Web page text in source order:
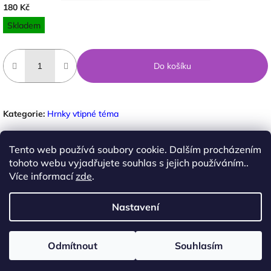
Tento web používá soubory cookie. Dalším procházením
tohoto webu vyjadřujete souhlas s jejich používáním..
Více informacízde.
Nastavení
Odmítnout Souhlasím
180 Kč
Měrná
cena:
Skladem
Do košíku
Kategorie: Hrnky vtipné téma
ZEPTAT SE
Facebook
Vytvořil Shoptet Copyright 2026 Ateliér pod Lípou. Všechna práva
vyhrazena.